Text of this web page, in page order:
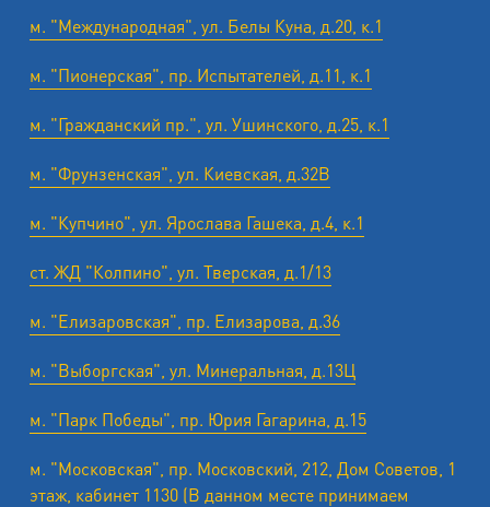
м. "Международная", ул. Белы Куна, д.20, к.1
м. "Пионерская", пр. Испытателей, д.11, к.1
м. "Гражданский пр.", ул. Ушинского, д.25, к.1
м. "Фрунзенская", ул. Киевская, д.32В
м. "Купчино", ул. Ярослава Гашека, д.4, к.1
ст. ЖД "Колпино", ул. Тверская, д.1/13
м. "Елизаровская", пр. Елизарова, д.36
м. "Выборгская", ул. Минеральная, д.13Ц
м. "Парк Победы", пр. Юрия Гагарина, д.15
м. "Московская", пр. Московский, 212, Дом Советов, 1
этаж, кабинет 1130 (В данном месте принимаем